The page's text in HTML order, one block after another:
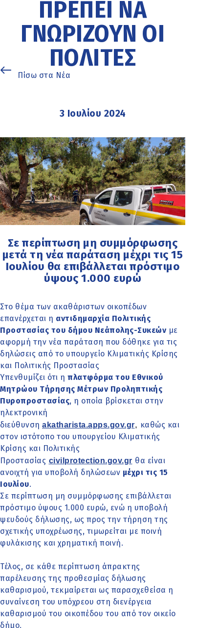
ΠΡΈΠΕΙ ΝΑ
ΓΝΩΡΊΖΟΥΝ ΟΙ
ΠΟΛΊΤΕΣ
Πίσω στα Νέα
3 Ιουλίου 2024
Σε περίπτωση μη συμμόρφωσης
μετά τη νέα παράταση μέχρι τις 15
Ιουλίου θα επιβάλλεται πρόστιμο
ύψους 1.000 ευρώ
Στο θέμα των ακαθάριστων οικοπέδων
επανέρχεται η αντιδημαρχία Πολιτικής
Προστασίας του δήμου Νεάπολης-Συκεών με
αφορμή την νέα παράταση που δόθηκε για τις
δηλώσεις από το υπουργείο Κλιματικής Κρίσης
και Πολιτικής Προστασίας
Υπενθυμίζει ότι η πλατφόρμα του Εθνικού
Μητρώου Τήρησης Μέτρων Προληπτικής
Πυροπροστασίας, η οποία βρίσκεται στην
ηλεκτρονική
διεύθυνση akatharista.apps.gov.gr, καθώς και
στον ιστότοπο του υπουργείου Κλιματικής
Κρίσης και Πολιτικής
Προστασίας civilprotection.gov.gr θα είναι
ανοιχτή για υποβολή δηλώσεων μέχρι τις 15
Ιουλίου.
Σε περίπτωση μη συμμόρφωσης επιβάλλεται
πρόστιμο ύψους 1.000 ευρώ, ενώ η υποβολή
ψευδούς δήλωσης, ως προς την τήρηση της
σχετικής υποχρέωσης, τιμωρείται με ποινή
φυλάκισης και χρηματική ποινή.
Τέλος, σε κάθε περίπτωση άπρακτης
παρέλευσης της προθεσμίας δήλωσης
καθαρισμού, τεκμαίρεται ως παρασχεθείσα η
συναίνεση του υπόχρεου στη διενέργεια
καθαρισμού του οικοπέδου του από τον οικείο
δήμο.